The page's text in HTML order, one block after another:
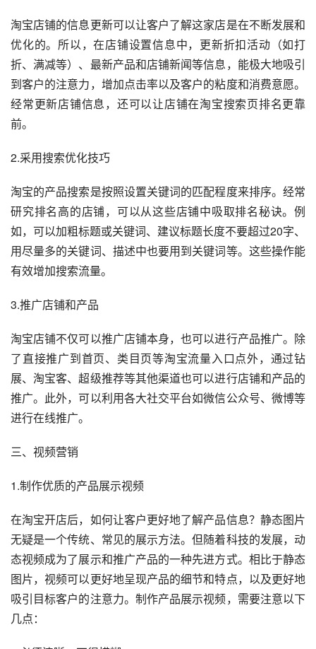
淘宝店铺的信息更新可以让客户了解这家店是在不断发展和
优化的。所以，在店铺设置信息中，更新折扣活动（如打
折、满减等）、最新产品和店铺新闻等信息，能极大地吸引
到客户的注意力，增加点击率以及客户的粘度和消费意愿。
经常更新店铺信息，还可以让店铺在淘宝搜索页排名更靠
前。
2.采用搜索优化技巧
淘宝的产品搜索是按照设置关键词的匹配程度来排序。经常
研究排名高的店铺，可以从这些店铺中吸取排名秘诀。例
如，可以加粗标题或关键词、建议标题长度不要超过20字、
用尽量多的关键词、描述中也要用到关键词等。这些操作能
有效增加搜索流量。
3.推广店铺和产品
淘宝店铺不仅可以推广店铺本身，也可以进行产品推广。除
了直接推广到首页、类目页等淘宝流量入口点外，通过钻
展、淘宝客、超级推荐等其他渠道也可以进行店铺和产品的
推广。此外，可以利用各大社交平台如微信公众号、微博等
进行在线推广。
三、视频营销
1.制作优质的产品展示视频
在淘宝开店后，如何让客户更好地了解产品信息？静态图片
无疑是一个传统、常见的展示方法。但随着科技的发展，动
态视频成为了展示和推广产品的一种先进方式。相比于静态
图片，视频可以更好地呈现产品的细节和特点，以及更好地
吸引目标客户的注意力。制作产品展示视频，需要注意以下
几点：